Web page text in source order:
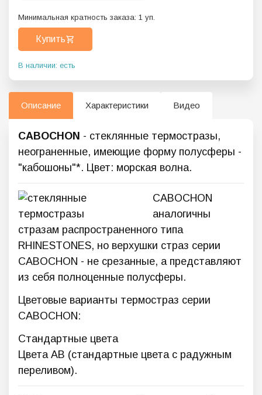
Минимальная кратность заказа: 1 уп.
Купить
В наличии: есть
Описание Характеристики Видео
CABOCHON - стеклянные термостразы,
неограненные, имеющие форму полусферы -
"кабошоны"*. Цвет: морская волна.
CABOCHON
аналогичны
стразам распространенного типа
RHINESTONES, но верхушки страз серии
CABOCHON - не срезанные, а представляют
из себя полноценные полусферы.
Цветовые варианты термостраз серии
CABOCHON:
Стандартные цвета
Цвета AB (стандартные цвета с радужным
переливом).